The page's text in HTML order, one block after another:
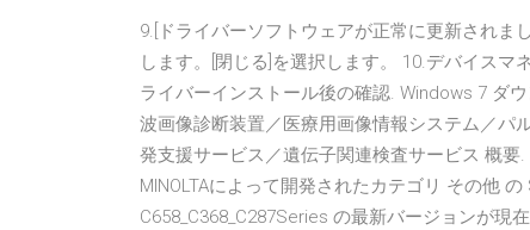
9.[ドライバーソフトウェアが正常に更新されま
します。[閉じる]を選択します。 10.デバイス
ライバーインストール後の確認. Windows 7 ダ
波画像診断装置／医療用画像情報システム／パ
発支援サービス／遺伝子関連検査サービス 概要.
MINOLTAによって開発されたカテゴリ その他
C658_C368_C287Series の最新バージョンが現